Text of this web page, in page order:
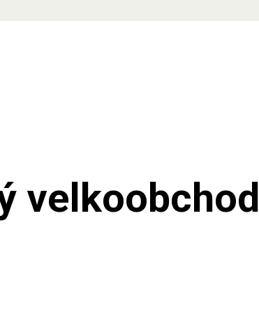
velkoobchod